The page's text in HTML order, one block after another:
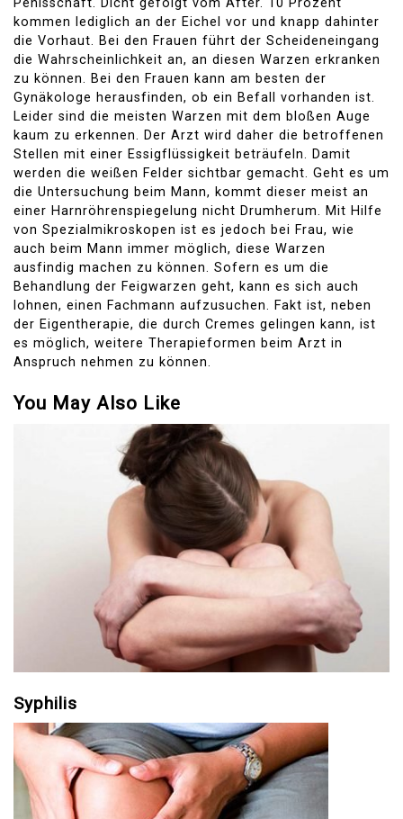
kommen lediglich an der Eichel vor und knapp dahinter
die Vorhaut. Bei den Frauen führt der Scheideneingang
die Wahrscheinlichkeit an, an diesen Warzen erkranken
zu können. Bei den Frauen kann am besten der
Gynäkologe herausfinden, ob ein Befall vorhanden ist.
Leider sind die meisten Warzen mit dem bloßen Auge
kaum zu erkennen. Der Arzt wird daher die betroffenen
Stellen mit einer Essigflüssigkeit beträufeln. Damit
werden die weißen Felder sichtbar gemacht. Geht es um
die Untersuchung beim Mann, kommt dieser meist an
einer Harnröhrenspiegelung nicht Drumherum. Mit Hilfe
von Spezialmikroskopen ist es jedoch bei Frau, wie
auch beim Mann immer möglich, diese Warzen
ausfindig machen zu können. Sofern es um die
Behandlung der Feigwarzen geht, kann es sich auch
lohnen, einen Fachmann aufzusuchen. Fakt ist, neben
der Eigentherapie, die durch Cremes gelingen kann, ist
es möglich, weitere Therapieformen beim Arzt in
Anspruch nehmen zu können.
You May Also Like
Syphilis